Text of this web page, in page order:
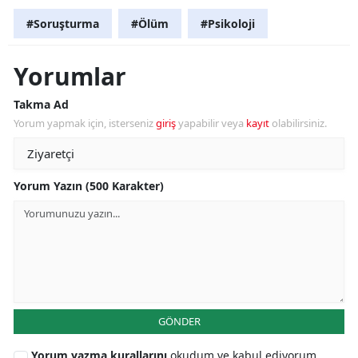
#Soruşturma #Ölüm #Psikoloji
Yorumlar
Takma Ad
Yorum yapmak için, istersenizgirişyapabilir veya kayıt olabilirsiniz.
Yorum Yazın (500 Karakter)
GÖNDER